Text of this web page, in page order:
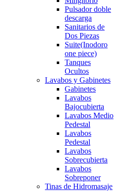
Pulsador doble
descarga
Sanitarios de
Dos Piezas
Suite(Inodoro
one piece)
Tanques
Ocultos
Lavabos y Gabinetes
Gabinetes
Lavabos
Bajocubierta
Lavabos Medio
Pedestal
Lavabos
Pedestal
Lavabos
Sobrecubierta
Lavabos
Sobreponer
Tinas de Hidromasaje